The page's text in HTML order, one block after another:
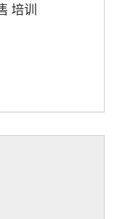
培训